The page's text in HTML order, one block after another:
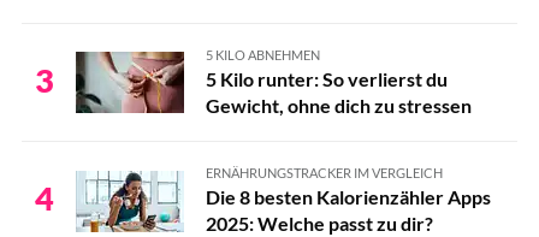
3
5 KILO ABNEHMEN
5 Kilo runter: So verlierst du
Gewicht, ohne dich zu stressen
4
ERNÄHRUNGSTRACKER IM VERGLEICH
Die 8 besten Kalorienzähler Apps
2025: Welche passt zu dir?